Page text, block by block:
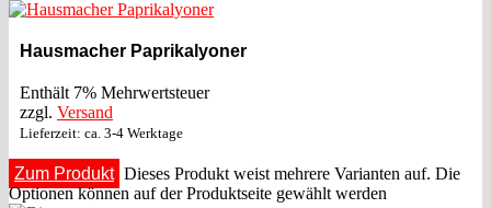
Hausmacher Paprikalyoner
Enthält 7% Mehrwertsteuer
zzgl. Versand
Lieferzeit: ca. 3-4 Werktage
Zum Produkt Dieses Produkt weist mehrere Varianten auf. Die
Optionen können auf der Produktseite gewählt werden